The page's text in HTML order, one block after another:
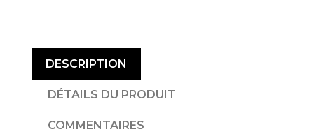
DESCRIPTION
DÉTAILS DU PRODUIT
COMMENTAIRES